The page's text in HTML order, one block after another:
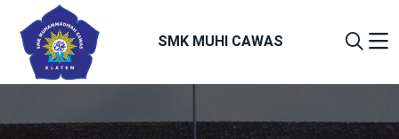
SMK MUHI CAWAS